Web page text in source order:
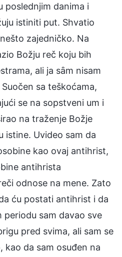
poslednjim danima i
istiniti put. Shvatio
zajedničko. Na
Božju reč koju bih
ali ja sȃm nisam
sa teškoćama,
se na sopstveni um i
na traženje Božje
istine. Uvideo sam da
kao ovaj antihrist,
antihrista
odnose na mene. Zato
ću postati antihrist i da
sam davao sve
pred svima, ali sam se
kao da sam osuđen na